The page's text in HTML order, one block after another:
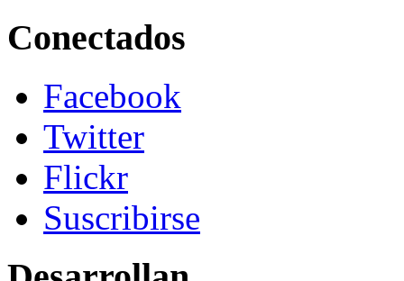
Conectados
Facebook
Twitter
Flickr
Suscribirse